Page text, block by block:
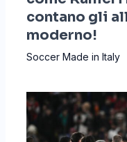
contano gli
moderno!
Soccer Made in Italy